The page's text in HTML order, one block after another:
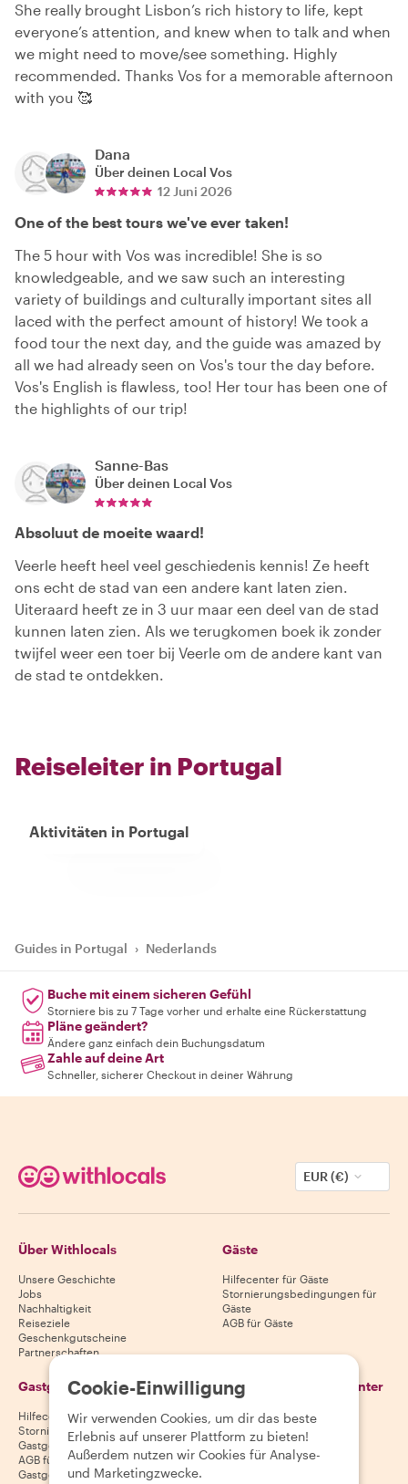
She really brought Lisbon’s rich history to life, kept
everyone’s attention, and knew when to talk and when
we might need to move/see something. Highly
recommended. Thanks Vos for a memorable afternoon
with you 🥰
Dana
Über deinen Local Vos
12 Juni 2026
One of the best tours we've ever taken!
The 5 hour with Vos was incredible! She is so
knowledgeable, and we saw such an interesting
variety of buildings and culturally important sites all
laced with the perfect amount of history! We took a
food tour the next day, and the guide was amazed by
all we had already seen on Vos's tour the day before.
Vos's English is flawless, too! Her tour has been one of
the highlights of our trip!
Sanne-Bas
Über deinen Local Vos
Absoluut de moeite waard!
Veerle heeft heel veel geschiedenis kennis! Ze heeft
ons echt de stad van een andere kant laten zien.
Uiteraard heeft ze in 3 uur maar een deel van de stad
kunnen laten zien. Als we terugkomen boek ik zonder
twijfel weer een toer bij Veerle om de andere kant van
de stad te ontdekken.
Reiseleiter in Portugal
Aktivitäten in Portugal
Guides in Portugal › Nederlands
Buche mit einem sicheren Gefühl
Storniere bis zu 7 Tage vorher und erhalte eine Rückerstattung
Pläne geändert?
Ändere ganz einfach dein Buchungsdatum
Zahle auf deine Art
Schneller, sicherer Checkout in deiner Währung
EUR (€)
Über Withlocals
Unsere Geschichte
Jobs
Nachhaltigkeit
Reiseziele
Geschenkgutscheine
Partnerschaften
Gäste
Hilfecenter für Gäste
Stornierungsbedingungen für
Gäste
AGB für Gäste
Gastgeber
Hilfecenter für Gastgeber
Stornierungsbedingungen für
Gastgeber
AGB für Gastgeber
Gastgeber werden
Lade unsere App herunter
App Store
Google Play Store
Cookie-Einwilligung
Wir verwenden Cookies, um dir das beste
Erlebnis auf unserer Plattform zu bieten!
Außerdem nutzen wir Cookies für Analyse-
und Marketingzwecke.